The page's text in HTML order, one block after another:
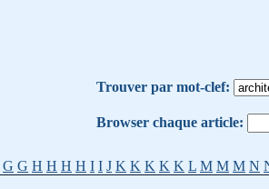
Trouver par mot-clef:
Browser chaque article:
G G H H H H I I J K K K K K L M M M N